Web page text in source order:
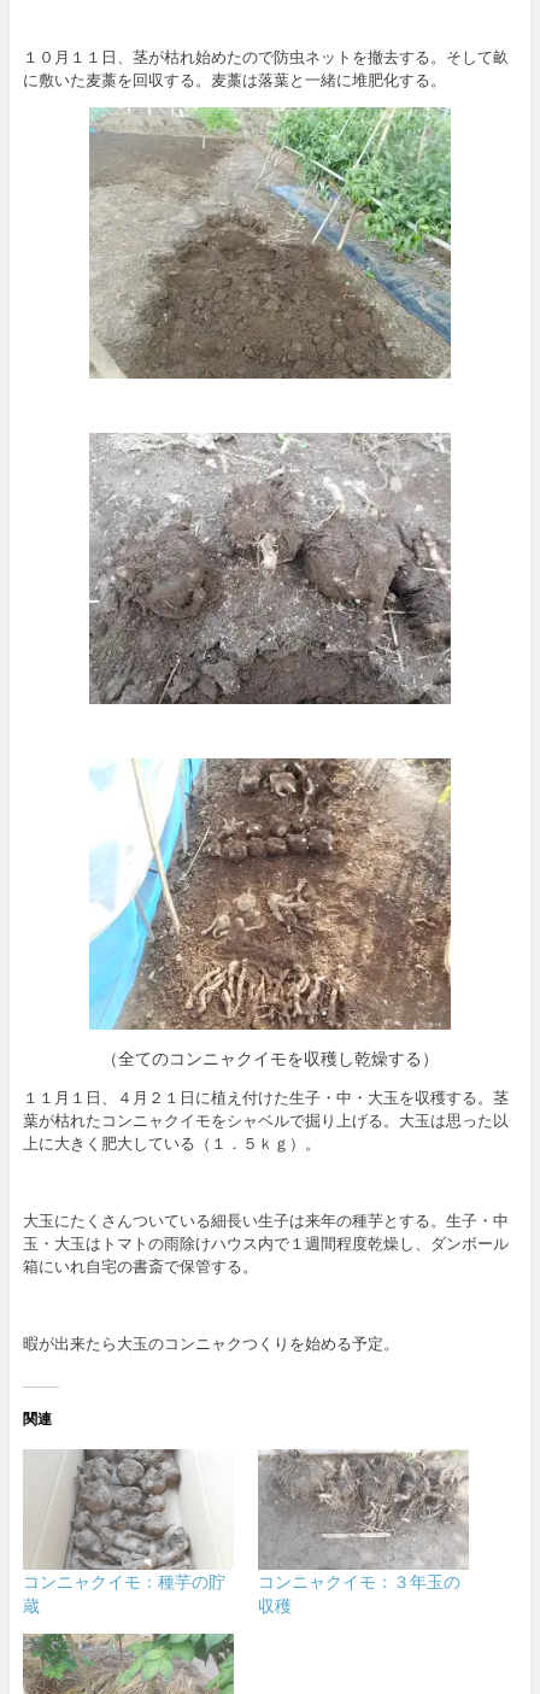
１０月１１日、茎が枯れ始めたので防虫ネットを撤去する。そして畝
に敷いた麦藁を回収する。麦藁は落葉と一緒に堆肥化する。
（全てのコンニャクイモを収穫し乾燥する）
１１月１日、４月２１日に植え付けた生子・中・大玉を収穫する。茎
葉が枯れたコンニャクイモをシャベルで掘り上げる。大玉は思った以
上に大きく肥大している（１．５ｋｇ）。
大玉にたくさんついている細長い生子は来年の種芋とする。生子・中
玉・大玉はトマトの雨除けハウス内で１週間程度乾燥し、ダンボール
箱にいれ自宅の書斎で保管する。
暇が出来たら大玉のコンニャクつくりを始める予定。
関連
コンニャクイモ：種芋の貯
蔵
コンニャクイモ：３年玉の
収穫